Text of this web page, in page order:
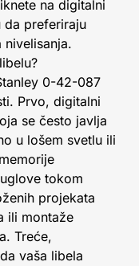
na digitalni
da preferiraju
nivelisanja.
0-42-087
Prvo, digitalni
se često javlja
u lošem svetlu ili
tokom
projekata
ili montaže
Treće,
vaša libela